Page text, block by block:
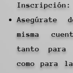
Inscripción:
misma
tanto para
como para